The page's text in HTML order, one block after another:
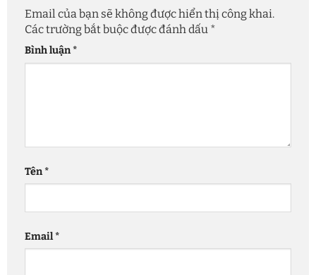
Email của bạn sẽ không được hiển thị công khai.
Các trường bắt buộc được đánh dấu *
Bình luận*
Tên*
Email*